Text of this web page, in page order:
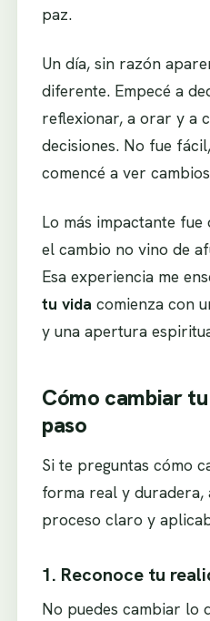
paz.
Un día, sin razón
diferente. Empecé a
reflexionar, a orar y a
decisiones. No fue
comencé a ver
Lo más impactante fue
el cambio no vino de
Esa experiencia me
tu vida comienza con
y una apertura
Cómo cambiar
paso
Si te preguntas cómo
forma real y duradera,
proceso claro y
1. Reconoce tu
No puedes cambiar lo